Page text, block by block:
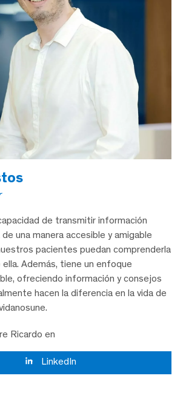
de transmitir información
una manera accesible y amigable
pacientes puedan comprenderla
Además, tiene un enfoque
ofreciendo información y consejos
hacen la diferencia en la vida de
Ricardo en
LinkedIn